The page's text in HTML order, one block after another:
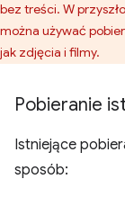
bez treści. W
można używać
jak zdjęcia i filmy.
Pobieranie
Istniejące
sposób: